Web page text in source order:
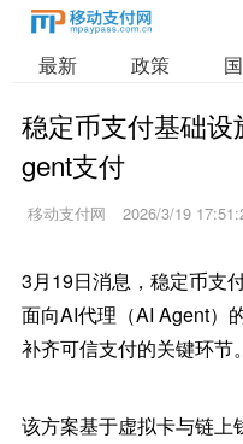
最新 政策
稳定币支付基础
gent支付
移动支付网 2026/3/19
3月19日消息，稳定币支
面向AI代理（AI Agent）
补齐可信支付的关键环节。
该方案基于虚拟卡与链上